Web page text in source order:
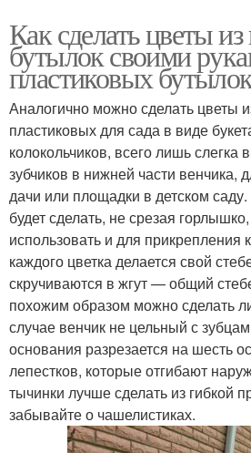
Как сделать цветы
бутылок своими
пластиковых
Аналогично можно сделать цветы
пластиковых для сада в виде
колокольчиков, всего лишь
зубчиков в нижней части венчика,
дачи или площадки в детском
будет сделать, не срезая
использовать и для прикрепления
каждого цветка делается свой
скручиваются в жгут — общий
похожим образом можно сделать
случае венчик не цельный с
основания разрезается на шесть
лепестков, которые отгибают
тычинки лучше сделать из гибкой
забывайте о чашелистиках.